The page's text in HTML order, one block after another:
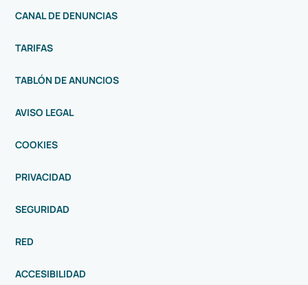
CANAL DE DENUNCIAS
TARIFAS
TABLÓN DE ANUNCIOS
AVISO LEGAL
COOKIES
PRIVACIDAD
SEGURIDAD
RED
ACCESIBILIDAD